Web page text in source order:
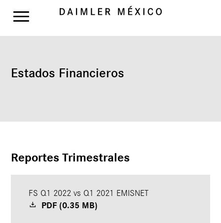
Estados Financieros
Reportes Trimestrales
FS Q1 2022 vs Q1 2021 EMISNET
PDF (0.35 MB)